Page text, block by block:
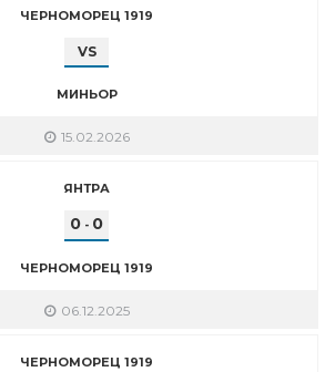
ЧЕРНОМОРЕЦ 1919
VS
МИНЬОР
15.02.2026
ЯНТРА
0 - 0
ЧЕРНОМОРЕЦ 1919
06.12.2025
ЧЕРНОМОРЕЦ 1919